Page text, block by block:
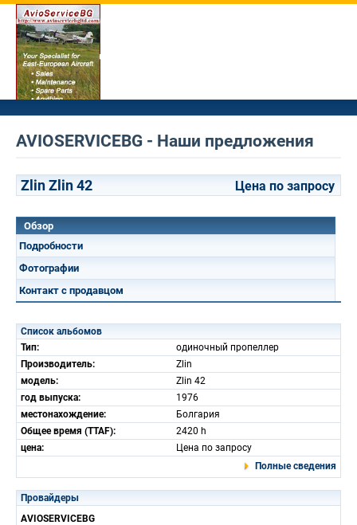
AVIOSERVICEBG - Наши предложения
Zlin Zlin 42 Цена по запросу
Обзор
Подробности
Фотографии
Контакт с продавцом
Список альбомов
Тип:
одиночный пропеллер
Производитель:
Zlin
модель:
Zlin 42
год выпуска:
1976
местонахождение:
Болгария
Общее время (TTAF):
2420 h
цена:
Цена по запросу
Полные сведения
Провайдеры
AVIOSERVICEBG